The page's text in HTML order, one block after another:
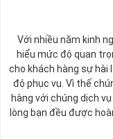
Với nhiều năm kinh
hiểu mức độ quan
cho khách hàng sự hài
độ phục vụ. Vì thế
hàng với chúng dịch
lòng bạn đều được